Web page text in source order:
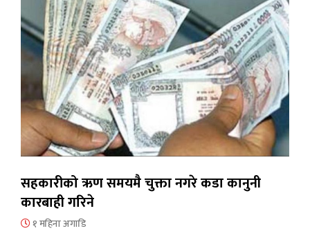
सहकारीको ऋण समयमै चुक्ता नगरे कडा कानुनी
कारबाही गरिने
१ महिना अगाडि